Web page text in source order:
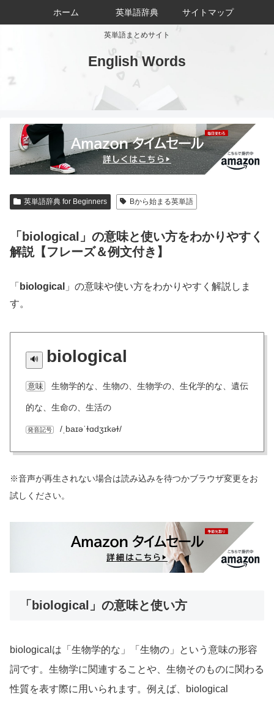
英単語まとめサイト
English Words
ホーム 英単語辞典 サイトマップ
英単語辞典 for Beginners Bから始まる英単語
「biological」の意味と使い方をわかりやすく
解説【フレーズ＆例文付き】
「 biological 」の意味や使い方をわかりやすく解説しま
す。
biological
意味 生物学的な、生物の、生物学の、生化学的な、遺伝
的な、生命の、生活の
発音記号 /ˌbaɪəˈɫɑdʒɪkəɫ/
※音声が再生されない場合は読み込みを待つかブラウザ変更をお
試しください。
「biological」の意味と使い方
biologicalは「生物学的な」「生物の」という意味の形容
詞です。生物学に関連することや、生物そのものに関わる
性質を表す際に用いられます。例えば、biological